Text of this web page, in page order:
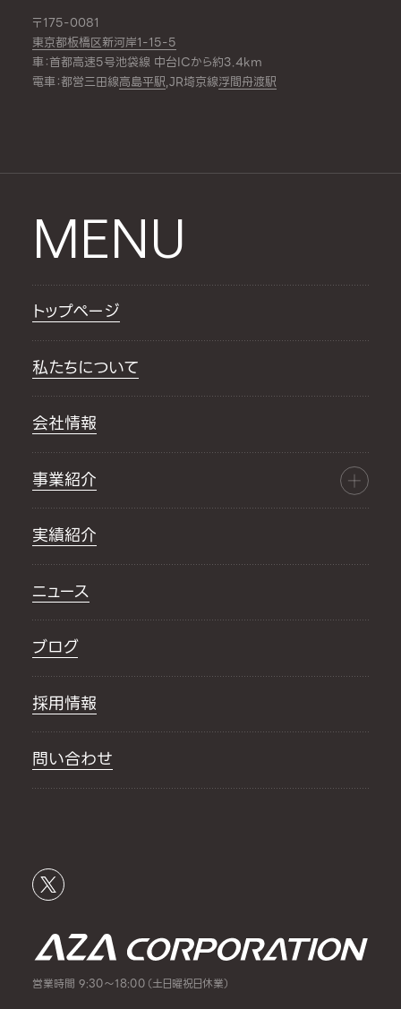
〒175-0081
東京都板橋区新河岸1-15-5
車：首都高速5号池袋線 中台ICから約3.4km
電車：都営三田線高島平駅,JR埼京線浮間舟渡駅
MENU
トップページ
私たちについて
会社情報
事業紹介
実績紹介
ニュース
ブログ
採用情報
問い合わせ
営業時間 9:30～18:00（土日曜祝日休業）